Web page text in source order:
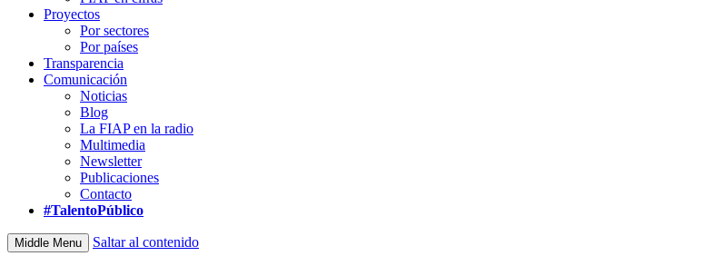
Proyectos
Por sectores
Por países
Transparencia
Comunicación
Noticias
Blog
La FIAP en la radio
Multimedia
Newsletter
Publicaciones
Contacto
#TalentoPúblico
Middle Menu Saltar al contenido